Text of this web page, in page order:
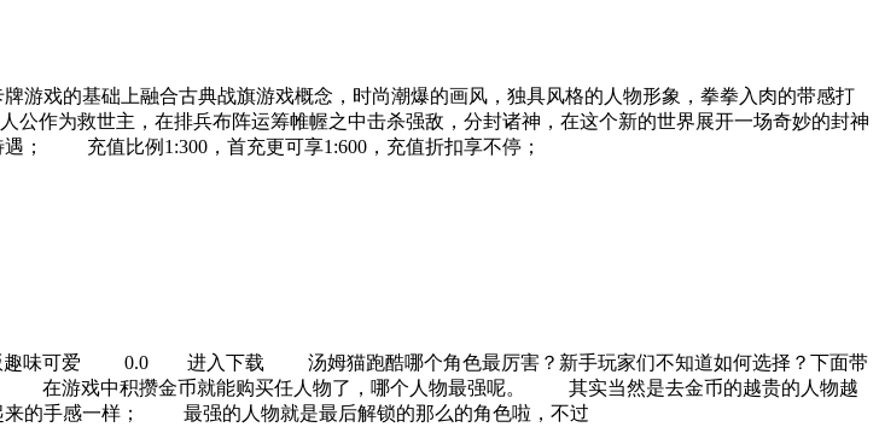
基础上融合古典战旗游戏概念，时尚潮爆的画风，独具风格的人物形象，拳拳入肉的带感打
作为救世主，在排兵布阵运筹帷幄之中击杀强敌，分封诸神，在这个新的世界展开一场奇妙的封神
； 充值比例1:300，首充更可享1:600，充值折扣享不停；
可爱 0.0 进入下载 汤姆猫跑酷哪个角色最厉害？新手玩家们不知道如何选择？下面带
中积攒金币就能购买任人物了，哪个人物最强呢。 其实当然是去金币的越贵的人物越
的手感一样； 最强的人物就是最后解锁的那么的角色啦，不过